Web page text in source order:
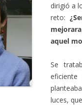
dirigió a
reto:
aquel
Se
luces,